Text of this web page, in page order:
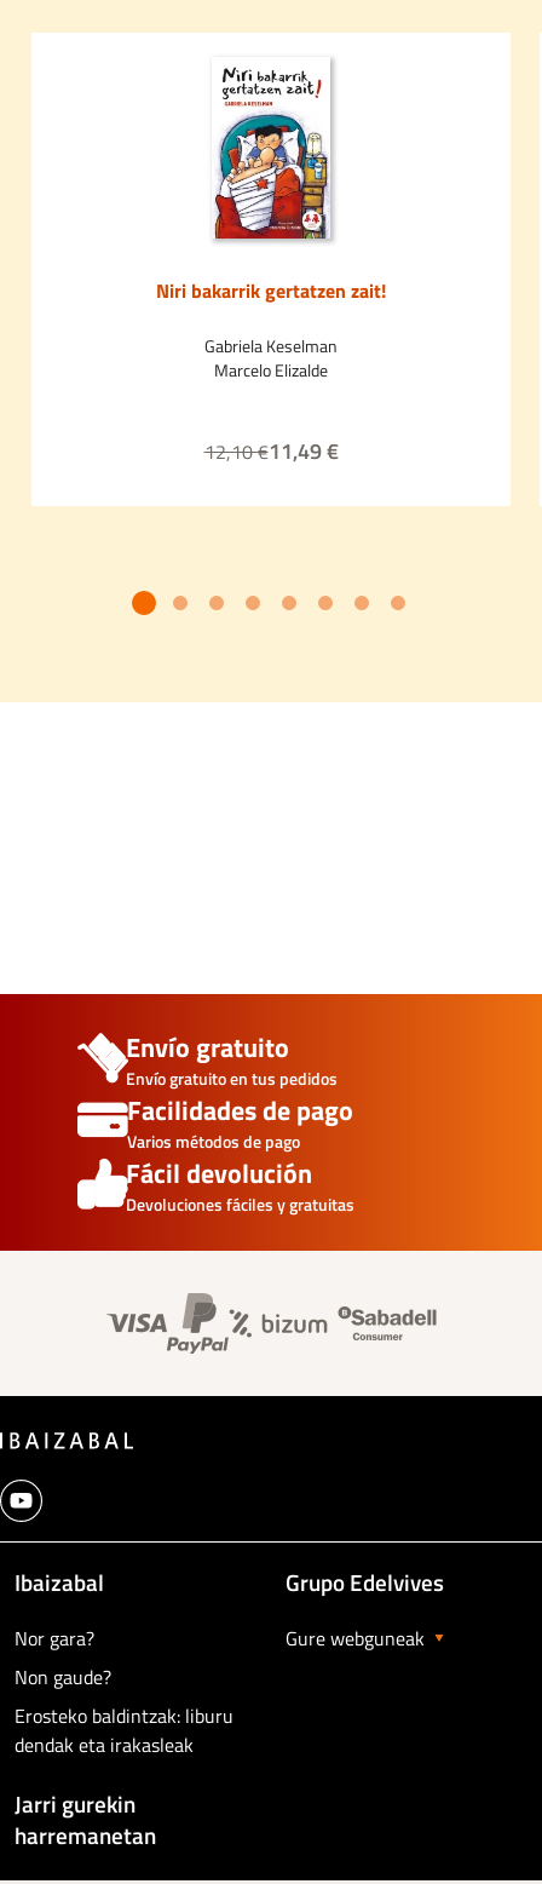
Niri bakarrik gertatzen zait!
Gabriela Keselman
Marcelo Elizalde
12,10 €11,49 €
Envío gratuito
Envío gratuito en tus pedidos
Facilidades de pago
Varios métodos de pago
Fácil devolución
Devoluciones fáciles y gratuitas
Banner información
Ibaizabal
Nor gara?
Non gaude?
Erosteko baldintzak: liburu
dendak eta irakasleak
Grupo Edelvives
Gure webguneak
Jarri gurekin
harremanetan